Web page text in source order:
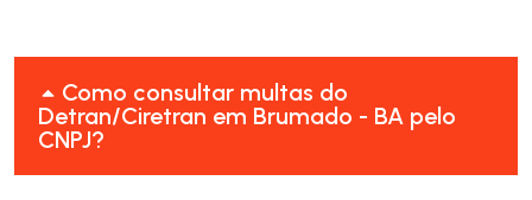
Como consultar multas do
Detran/Ciretran em Brumado - BA pelo
CNPJ?